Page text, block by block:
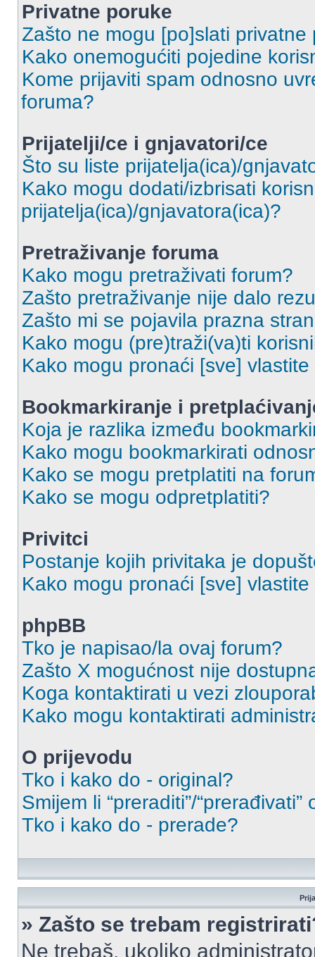
Privatne poruke
Zašto ne mogu [po]slati privatne
Kako onemogućiti pojedine
Kome prijaviti spam odnosno
foruma?
Prijatelji/ce i gnjavatori/ce
Što su liste prijatelja(ica)/
Kako mogu dodati/izbrisati
prijatelja(ica)/gnjavatora(ica)?
Pretraživanje foruma
Kako mogu pretraživati forum?
Zašto pretraživanje nije dalo
Zašto mi se pojavila prazna
Kako mogu (pre)traži(va)ti
Kako mogu pronaći [sve]
Bookmarkiranje i
Koja je razlika između
Kako mogu bookmarkirati
Kako se mogu pretplatiti na
Kako se mogu odpretplatiti?
Privitci
Postanje kojih privitaka je
Kako mogu pronaći [sve] vlastite
phpBB
Tko je napisao/la ovaj forum?
Zašto X mogućnost nije
Koga kontaktirati u vezi
Kako mogu kontaktirati
O prijevodu
Tko i kako do - original?
Smijem li “preraditi”/
Tko i kako do - prerade?
» Zašto se trebam
Ne trebaš, ukoliko